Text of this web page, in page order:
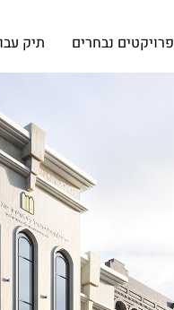
פרויקטים נבחרים תיק